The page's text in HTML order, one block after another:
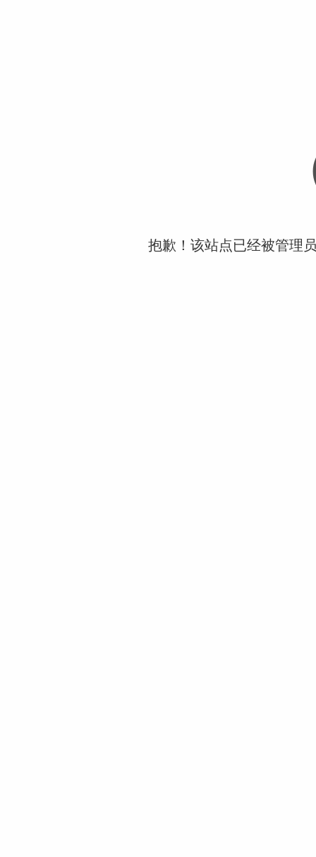
抱歉！该站点已经被管理